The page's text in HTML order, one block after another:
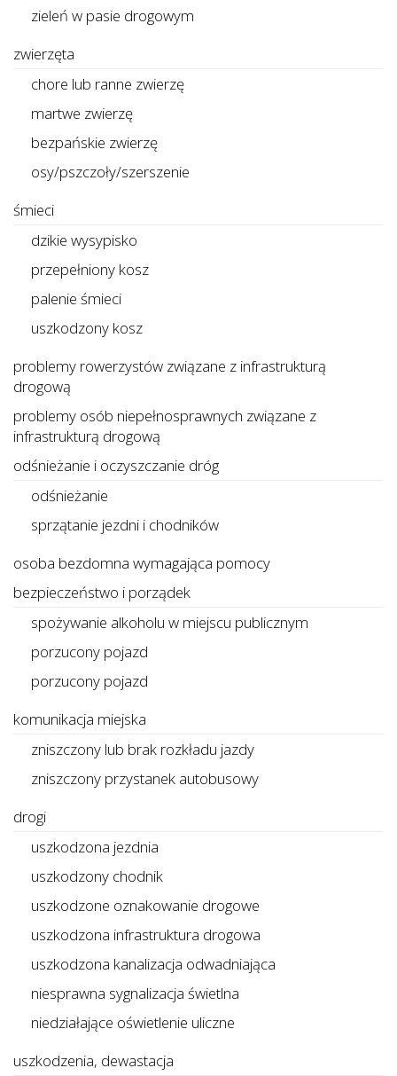
zieleń w pasie drogowym
zwierzęta
chore lub ranne zwierzę
martwe zwierzę
bezpańskie zwierzę
osy/pszczoły/szerszenie
śmieci
dzikie wysypisko
przepełniony kosz
palenie śmieci
uszkodzony kosz
problemy rowerzystów związane z infrastrukturą
drogową
problemy osób niepełnosprawnych związane z
infrastrukturą drogową
odśnieżanie i oczyszczanie dróg
odśnieżanie
sprzątanie jezdni i chodników
osoba bezdomna wymagająca pomocy
bezpieczeństwo i porządek
spożywanie alkoholu w miejscu publicznym
porzucony pojazd
porzucony pojazd
komunikacja miejska
zniszczony lub brak rozkładu jazdy
zniszczony przystanek autobusowy
drogi
uszkodzona jezdnia
uszkodzony chodnik
uszkodzone oznakowanie drogowe
uszkodzona infrastruktura drogowa
uszkodzona kanalizacja odwadniająca
niesprawna sygnalizacja świetlna
niedziałające oświetlenie uliczne
uszkodzenia, dewastacja